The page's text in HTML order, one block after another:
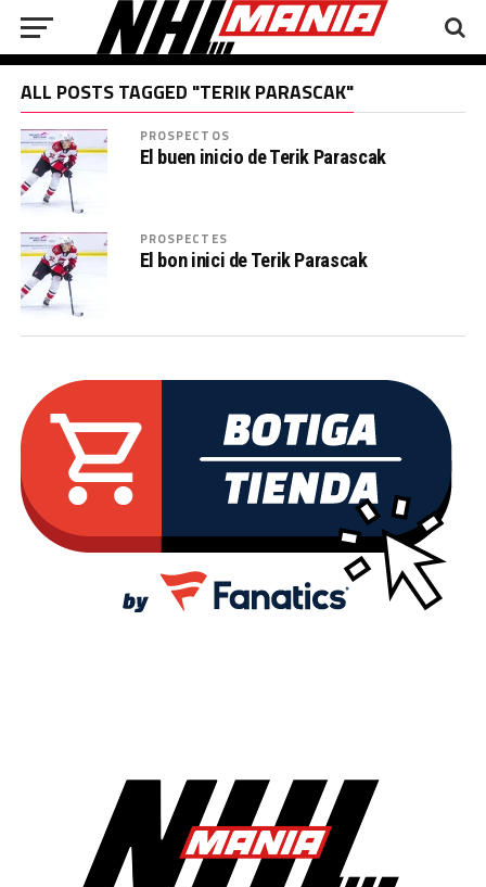
ALL POSTS TAGGED "TERIK PARASCAK"
PROSPECTOS
El buen inicio de Terik Parascak
PROSPECTES
El bon inici de Terik Parascak